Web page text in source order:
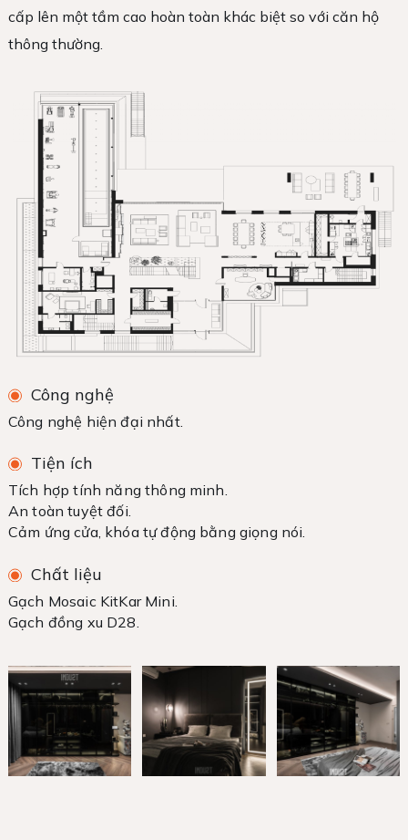
cấp lên một tầm cao hoàn toàn khác biệt so với căn hộ
thông thường.
Công nghệ
Công nghệ hiện đại nhất.
Tiện ích
Tích hợp tính năng thông minh.
An toàn tuyệt đối.
Cảm ứng cửa, khóa tự động bằng giọng nói.
Chất liệu
Gạch Mosaic KitKar Mini.
Gạch đồng xu D28.